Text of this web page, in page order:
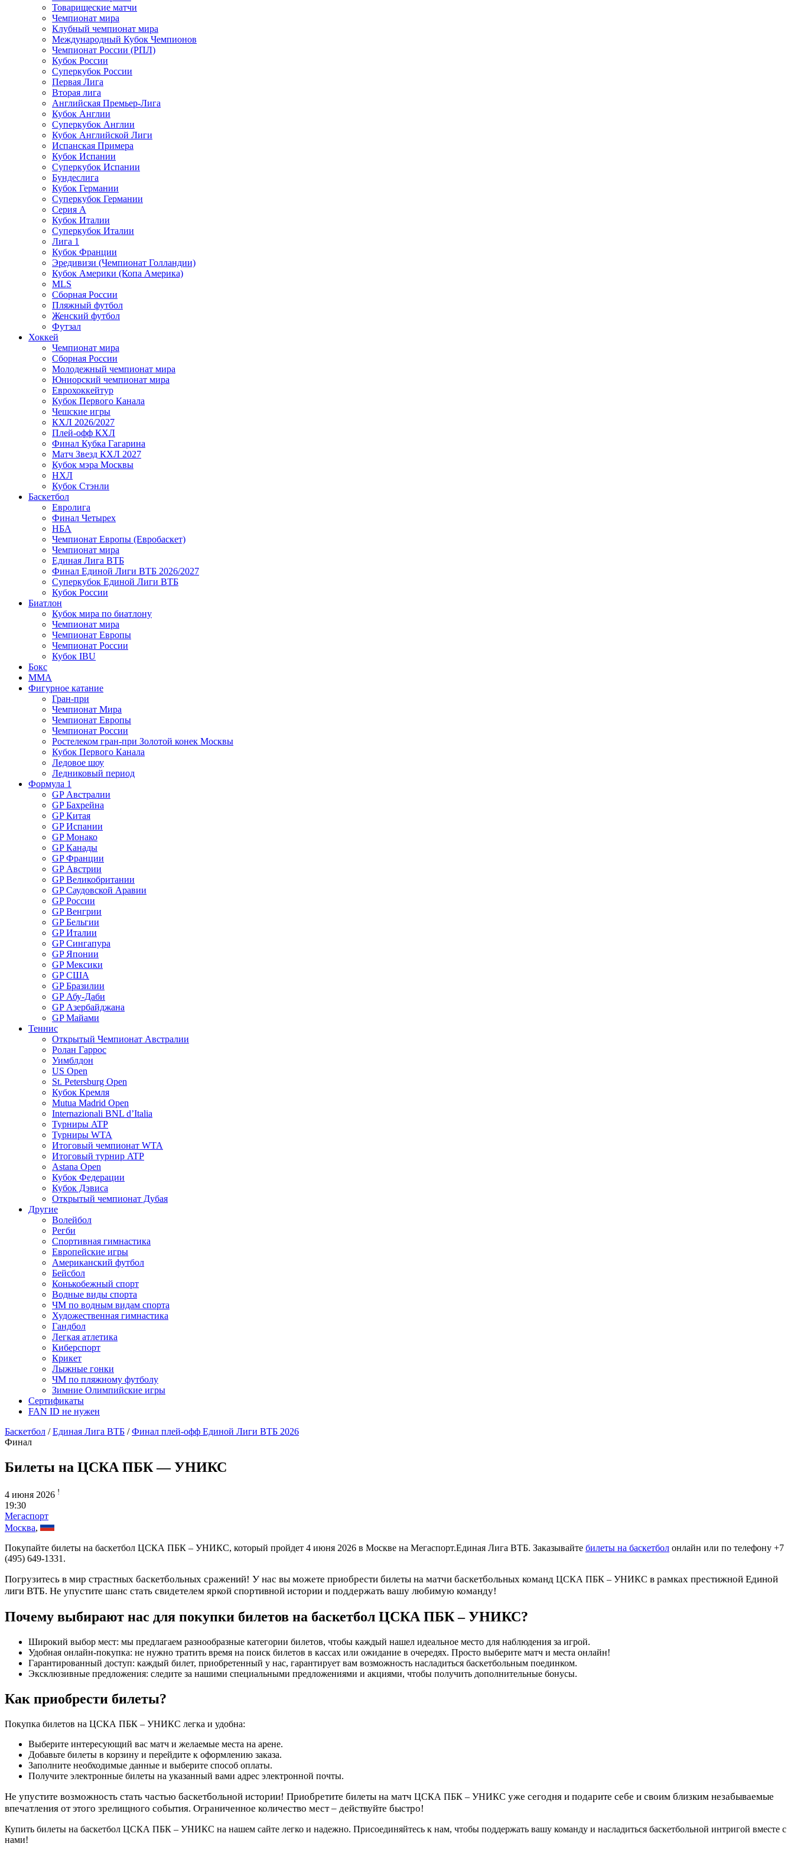
Товарищеские матчи
Чемпионат мира
Клубный чемпионат мира
Международный Кубок Чемпионов
Чемпионат России (РПЛ)
Кубок России
Суперкубок России
Первая Лига
Вторая лига
Английская Премьер-Лига
Кубок Англии
Суперкубок Англии
Кубок Английской Лиги
Испанская Примера
Кубок Испании
Суперкубок Испании
Бундеслига
Кубок Германии
Суперкубок Германии
Серия А
Кубок Италии
Суперкубок Италии
Лига 1
Кубок Франции
Эредивизи (Чемпионат Голландии)
Кубок Америки (Копа Америка)
MLS
Сборная России
Пляжный футбол
Женский футбол
Футзал
Хоккей
Чемпионат мира
Сборная России
Молодежный чемпионат мира
Юниорский чемпионат мира
Еврохоккейтур
Кубок Первого Канала
Чешские игры
КХЛ 2026/2027
Плей-офф КХЛ
Финал Кубка Гагарина
Матч Звезд КХЛ 2027
Кубок мэра Москвы
НХЛ
Кубок Стэнли
Баскетбол
Евролига
Финал Четырех
НБА
Чемпионат Европы (Евробаскет)
Чемпионат мира
Единая Лига ВТБ
Финал Единой Лиги ВТБ 2026/2027
Суперкубок Единой Лиги ВТБ
Кубок России
Биатлон
Кубок мира по биатлону
Чемпионат мира
Чемпионат Европы
Чемпионат России
Кубок IBU
Бокс
MMA
Фигурное катание
Гран-при
Чемпионат Мира
Чемпионат Европы
Чемпионат России
Ростелеком гран-при Золотой конек Москвы
Кубок Первого Канала
Ледовое шоу
Ледниковый период
Формула 1
GP Австралии
GP Бахрейна
GP Китая
GP Испании
GP Монако
GP Канады
GP Франции
GP Австрии
GP Великобритании
GP Саудовской Аравии
GP России
GP Венгрии
GP Бельгии
GP Италии
GP Сингапура
GP Японии
GP Мексики
GP США
GP Бразилии
GP Абу-Даби
GP Азербайджана
GP Майами
Теннис
Открытый Чемпионат Австралии
Ролан Гаррос
Уимблдон
US Open
St. Petersburg Open
Кубок Кремля
Mutua Madrid Open
Internazionali BNL d’Italia
Турниры ATP
Турниры WTA
Итоговый чемпионат WTA
Итоговый турнир ATP
Astana Open
Кубок Федерации
Кубок Дэвиса
Открытый чемпионат Дубая
Другие
Волейбол
Регби
Спортивная гимнастика
Европейские игры
Американский футбол
Бейсбол
Конькобежный спорт
Водные виды спорта
ЧМ по водным видам спорта
Художественная гимнастика
Гандбол
Легкая атлетика
Киберспорт
Крикет
Лыжные гонки
ЧМ по пляжному футболу
Зимние Олимпийские игры
Сертификаты
FAN ID не нужен
Баскетбол /Единая Лига ВТБ /Финал плей-офф Единой Лиги ВТБ 2026
Финал
Билеты на ЦСКА ПБК — УНИКС
4 июня 2026 !
19:30
Мегаспорт
Москва,
Покупайте билеты на баскетбол ЦСКА ПБК – УНИКС, который пройдет 4 июня 2026 в Москве на Мегаспорт.Единая Лига ВТБ. Заказывайте билеты на баскетбол онлайн или по телефону +7
(495) 649-1331.
Погрузитесь в мир страстных баскетбольных сражений! У нас вы можете приобрести билеты на матчи баскетбольных команд ЦСКА ПБК – УНИКС в рамках престижной Единой
лиги ВТБ. Не упустите шанс стать свидетелем яркой спортивной истории и поддержать вашу любимую команду!
Почему выбирают нас для покупки билетов на баскетбол ЦСКА ПБК – УНИКС?
Широкий выбор мест: мы предлагаем разнообразные категории билетов, чтобы каждый нашел идеальное место для наблюдения за игрой.
Удобная онлайн-покупка: не нужно тратить время на поиск билетов в кассах или ожидание в очередях. Просто выберите матч и места онлайн!
Гарантированный доступ: каждый билет, приобретенный у нас, гарантирует вам возможность насладиться баскетбольным поединком.
Эксклюзивные предложения: следите за нашими специальными предложениями и акциями, чтобы получить дополнительные бонусы.
Как приобрести билеты?
Покупка билетов на ЦСКА ПБК – УНИКС легка и удобна:
Выберите интересующий вас матч и желаемые места на арене.
Добавьте билеты в корзину и перейдите к оформлению заказа.
Заполните необходимые данные и выберите способ оплаты.
Получите электронные билеты на указанный вами адрес электронной почты.
Не упустите возможность стать частью баскетбольной истории! Приобретите билеты на матч ЦСКА ПБК – УНИКС уже сегодня и подарите себе и своим близким незабываемые
впечатления от этого зрелищного события. Ограниченное количество мест – действуйте быстро!
Купить билеты на баскетбол ЦСКА ПБК – УНИКС на нашем сайте легко и надежно. Присоединяйтесь к нам, чтобы поддержать вашу команду и насладиться баскетбольной интригой вместе с
нами!